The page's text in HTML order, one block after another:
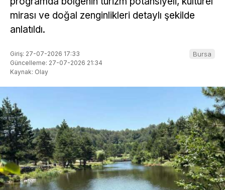
mirası ve doğal zenginlikleri detaylı şekilde
anlatıldı.
Giriş: 27-07-2026 17:33
Güncelleme: 27-07-2026 21:34
Kaynak: Olay
Bursa